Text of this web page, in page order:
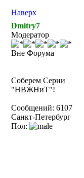
Наверх
Dmitry7
Модератор
Вне Форума
Соберем Серии
"НВЖНиТ"!
Сообщений: 6107
Санкт-Петербург
Пол: